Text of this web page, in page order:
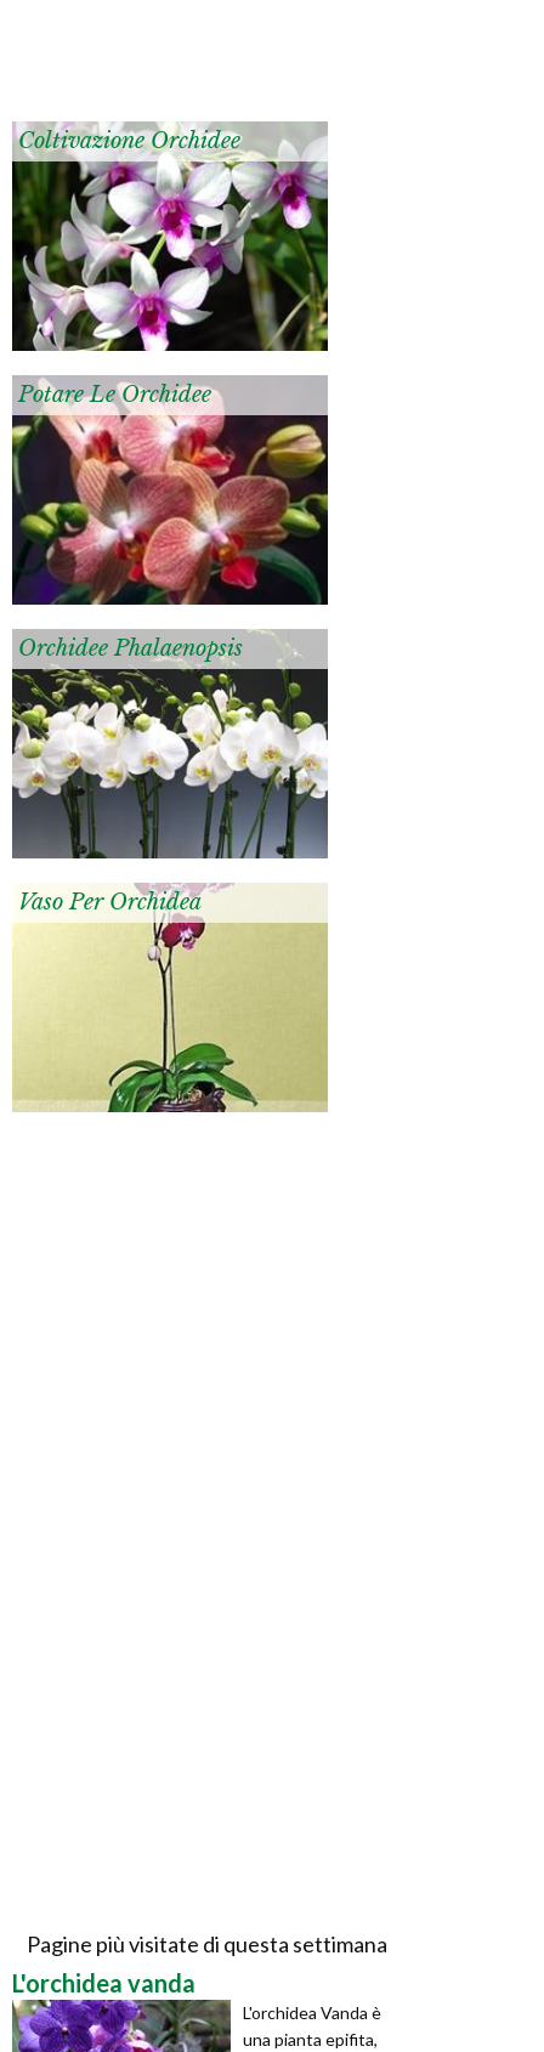
Coltivazione Orchidee
Potare Le Orchidee
Orchidee Phalaenopsis
Vaso Per Orchidea
Pagine più visitate di questa settimana
L'orchidea vanda
L'orchidea Vanda è
una pianta epifita,